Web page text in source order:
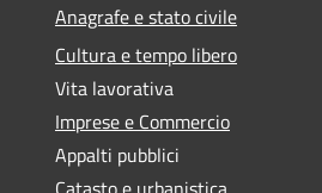
Anagrafe e stato civile
Cultura e tempo libero
Vita lavorativa
Imprese e Commercio
Appalti pubblici